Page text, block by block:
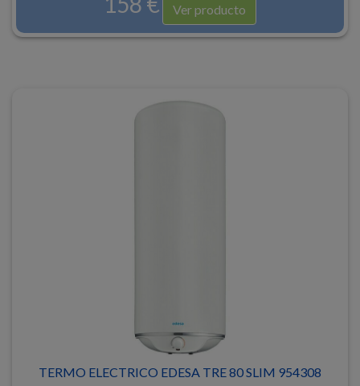
Ver producto
TERMO ELECTRICO EDESA TRE 80 SLIM 954308